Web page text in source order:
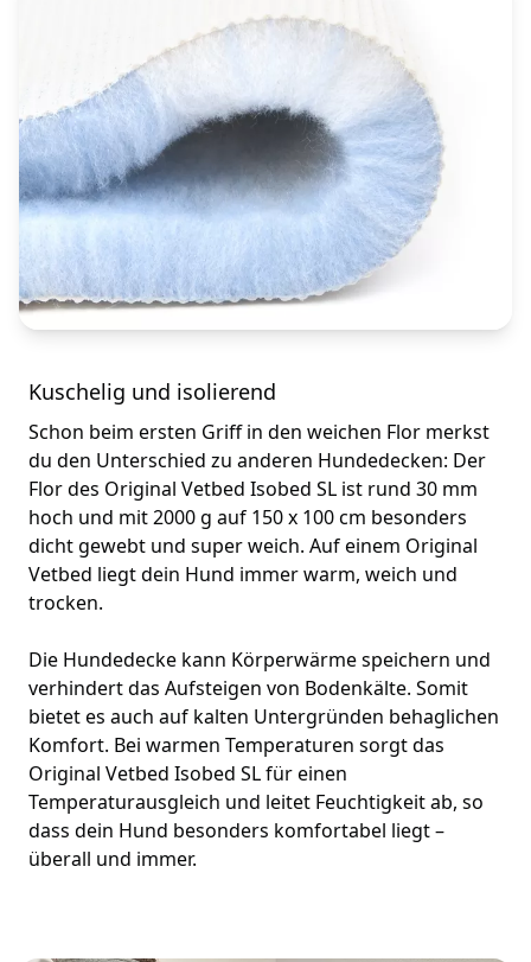
Kuschelig und isolierend
Schon beim ersten Griff in den weichen Flor merkst
du den Unterschied zu anderen Hundedecken: Der
Flor des Original Vetbed Isobed SL ist rund 30 mm
hoch und mit 2000 g auf 150 x 100 cm besonders
dicht gewebt und super weich. Auf einem Original
Vetbed liegt dein Hund immer warm, weich und
trocken.
Die Hundedecke kann Körperwärme speichern und
verhindert das Aufsteigen von Bodenkälte. Somit
bietet es auch auf kalten Untergründen behaglichen
Komfort. Bei warmen Temperaturen sorgt das
Original Vetbed Isobed SL für einen
Temperaturausgleich und leitet Feuchtigkeit ab, so
dass dein Hund besonders komfortabel liegt –
überall und immer.